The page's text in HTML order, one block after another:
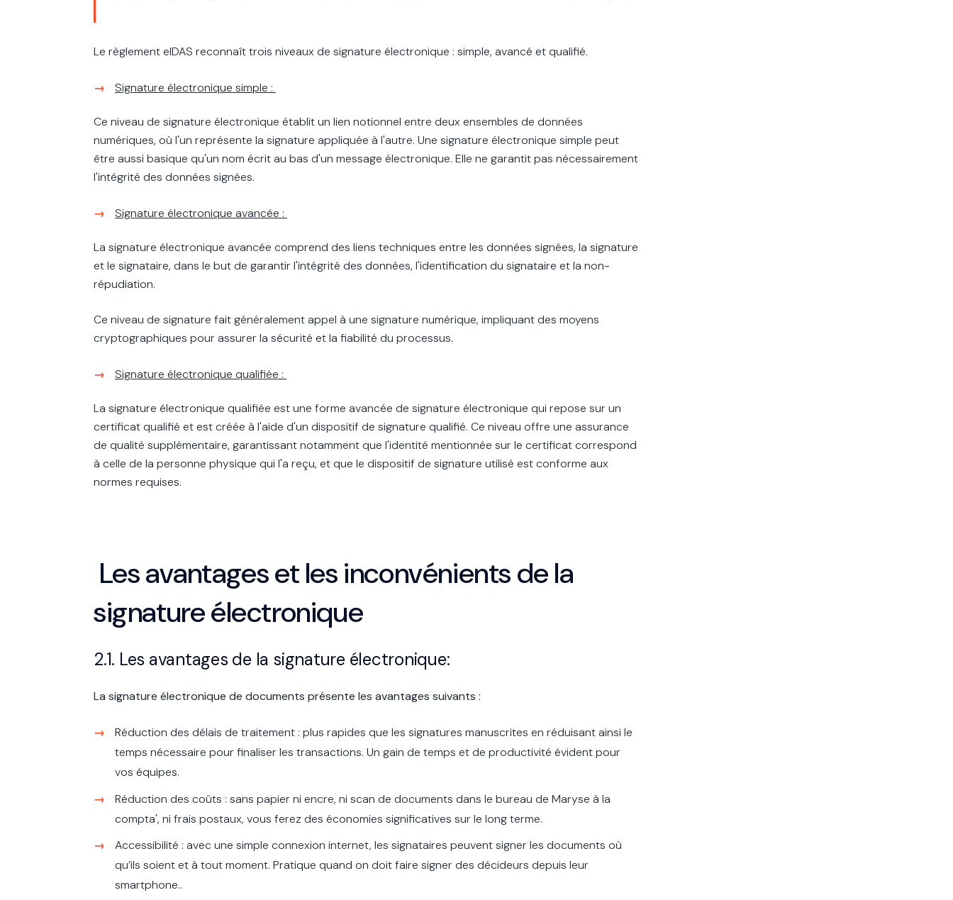
Le règlement eIDAS reconnaît trois niveaux de signature électronique : simple, avancé et qualifié.
Signature électronique simple :
Ce niveau de signature électronique établit un lien notionnel entre deux ensembles de données
numériques, où l'un représente la signature appliquée à l'autre. Une signature électronique simple peut
être aussi basique qu'un nom écrit au bas d'un message électronique. Elle ne garantit pas nécessairement
l'intégrité des données signées.
Signature électronique avancée :
La signature électronique avancée comprend des liens techniques entre les données signées, la signature
et le signataire, dans le but de garantir l'intégrité des données, l'identification du signataire et la non-
répudiation.
Ce niveau de signature fait généralement appel à une signature numérique, impliquant des moyens
cryptographiques pour assurer la sécurité et la fiabilité du processus.
Signature électronique qualifiée :
La signature électronique qualifiée est une forme avancée de signature électronique qui repose sur un
certificat qualifié et est créée à l'aide d'un dispositif de signature qualifié. Ce niveau offre une assurance
de qualité supplémentaire, garantissant notamment que l'identité mentionnée sur le certificat correspond
à celle de la personne physique qui l'a reçu, et que le dispositif de signature utilisé est conforme aux
normes requises.
Les avantages et les inconvénients de la
signature électronique
2.1. Les avantages de la signature électronique:
La signature électronique de documents présente les avantages suivants :
Réduction des délais de traitement : plus rapides que les signatures manuscrites en réduisant ainsi le
temps nécessaire pour finaliser les transactions. Un gain de temps et de productivité évident pour
vos équipes.
Réduction des coûts : sans papier ni encre, ni scan de documents dans le bureau de Maryse à la
compta', ni frais postaux, vous ferez des économies significatives sur le long terme.
Accessibilité : avec une simple connexion internet, les signataires peuvent signer les documents où
qu’ils soient et à tout moment. Pratique quand on doit faire signer des décideurs depuis leur
smartphone..